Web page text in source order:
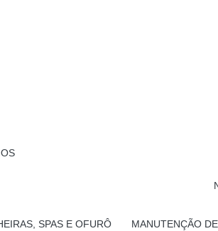
SPAS E OFURÔ MANUTENÇÃO